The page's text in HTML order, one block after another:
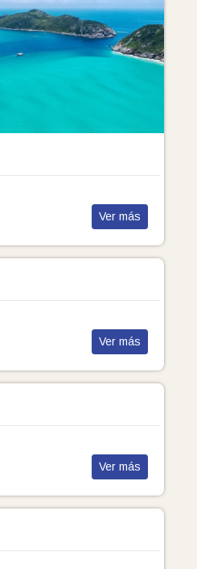
Ver más
Ver más
Ver más